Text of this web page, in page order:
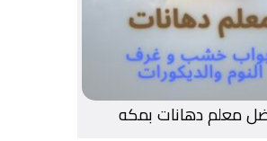
معلم دهانات بمكه